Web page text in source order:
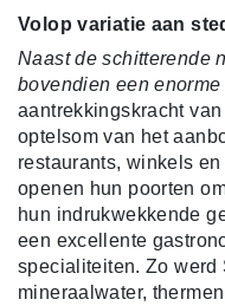
Volop variatie aan
Naast de schitterende
bovendien een
aantrekkingskracht
optelsom van het
restaurants, winkels
openen hun poorten
hun indrukwekkende
een excellente
specialiteiten. Zo werd
mineraalwater,